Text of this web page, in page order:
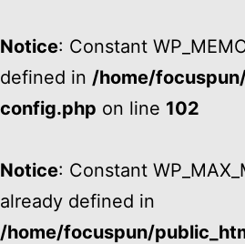
Notice: Constant
defined in /home/
config.php on line 102
Notice: Constant
already defined in
/home/focuspun/